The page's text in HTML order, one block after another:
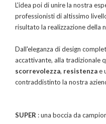
L'idea poi di unire la nostra
professionisti di altissimo
risultato la realizzazione della
Dall'eleganza di design
accattivante, alla tradizionale
scorrevolezza, resistenzae
contraddistinto la nostra
SUPER : una boccia da